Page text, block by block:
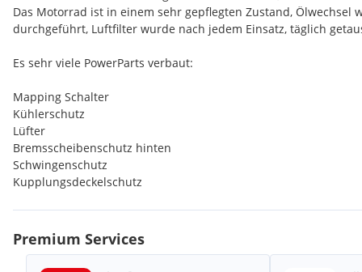
Das Motorrad ist in einem sehr gepflegten Zustand, Ölwechsel
durchgeführt, Luftfilter wurde nach jedem Einsatz, täglich
Es sehr viele PowerParts verbaut:
Mapping Schalter
Kühlerschutz
Lüfter
Bremsscheibenschutz hinten
Schwingenschutz
Kupplungsdeckelschutz
Rahmenschutz
TPI Schutz
Steckachseneinsatz vorne
Polisport Kupplungs- und Bremshebel - APT Unbreakable
Premium Services